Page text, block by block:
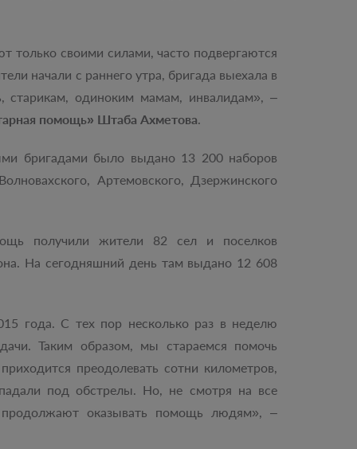
своими силами, часто подвергаются
начали с раннего утра, бригада выехала в
старикам, одиноким мамам, инвалидам», –
помощь» Штаба Ахметова.
бригадами было выдано 13 200 наборов
Артемовского, Дзержинского
получили жители 82 сел и поселков
На сегодняшний день там выдано 12 608
года. С тех пор несколько раз в неделю
Таким образом, мы стараемся помочь
преодолевать сотни километров,
под обстрелы. Но, не смотря на все
оказывать помощь людям», –